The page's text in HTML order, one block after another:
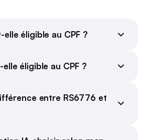
elle éligible au CPF ?
éligible au CPF ?
entre RS6776 et